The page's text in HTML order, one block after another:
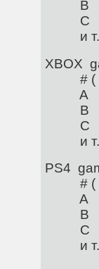
B
C
и
XBOX
# ( 0-
A
B
C
и
PS4
# ( 0-
A
B
C
и